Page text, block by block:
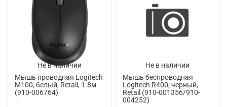
Не в наличии
Мышь проводная Logitech
M100, белый, Retail, 1.8м
(910-006764)
Не в наличии
Мышь беспроводная
Logitech R400, черный,
Retail (910-001356/910-
004252)